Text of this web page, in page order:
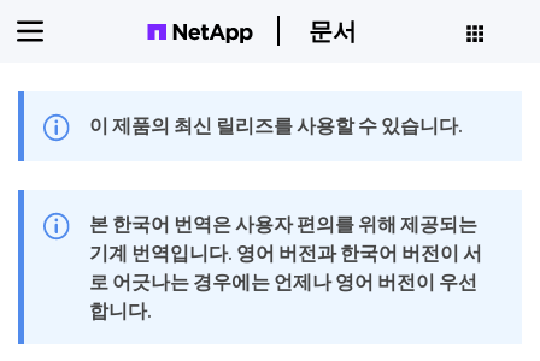
문서
이 제품의 최신 릴리즈를 사용할 수 있습니다.
본 한국어 번역은 사용자 편의를 위해 제공되는
기계 번역입니다. 영어 버전과 한국어 버전이 서
로 어긋나는 경우에는 언제나 영어 버전이 우선
합니다.